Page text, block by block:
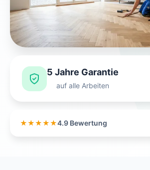
5 Jahre Garantie
auf alle Arbeiten
★★★★★4.9 Bewertung